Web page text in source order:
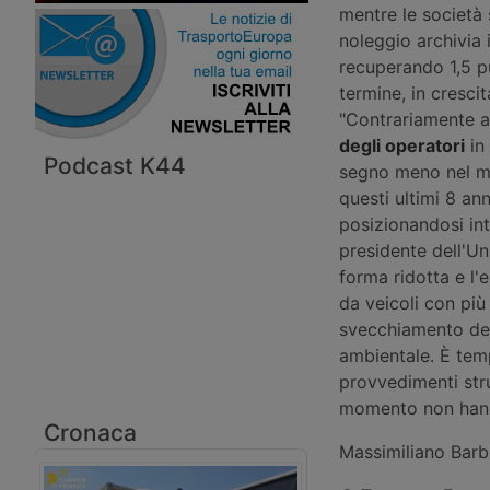
Podcast K44
Cronaca
mentre le società
noleggio archivia
recuperando 1,5
termine, in
"Contrariamente
degli operatori in
segno meno nel
questi ultimi 8
posizionandosi
presidente
forma ridotta e
da veicoli con
svecchiamento
ambientale. È
provvedimenti
momento non
Massimiliano